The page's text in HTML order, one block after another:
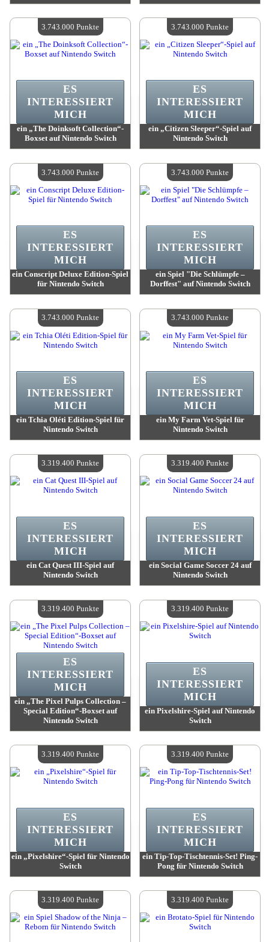
Verfügbare Menge:4
Verfügbare Menge:4
ein „The Doinksoft Collection“-
Boxset auf Nintendo Switch
Verfügbare Menge:4
ES
INTERESSIERT
MICH
3.743.000 Punkte
ein „Citizen Sleeper“-Spiel auf
Nintendo Switch
Verfügbare Menge:4
ES
INTERESSIERT
MICH
3.743.000 Punkte
ein Conscript Deluxe Edition-Spiel
für Nintendo Switch
Verfügbare Menge:4
ES
INTERESSIERT
MICH
3.743.000 Punkte
ein Spiel "Die Schlümpfe –
Dorffest" auf Nintendo Switch
Verfügbare Menge:4
ES
INTERESSIERT
MICH
3.743.000 Punkte
ein Tchia Oléti Edition-Spiel für
Nintendo Switch
Verfügbare Menge:4
ES
INTERESSIERT
MICH
3.743.000 Punkte
ein My Farm Vet-Spiel für
Nintendo Switch
Verfügbare Menge:4
ES
INTERESSIERT
MICH
3.743.000 Punkte
ein Cat Quest III-Spiel auf
Nintendo Switch
Verfügbare Menge:4
ES
INTERESSIERT
MICH
3.319.400 Punkte
ein Social Game Soccer 24 auf
Nintendo Switch
Verfügbare Menge:4
ES
INTERESSIERT
MICH
3.319.400 Punkte
ein „The Pixel Pulps Collection –
Special Edition“-Boxset auf
Nintendo Switch
Verfügbare Menge:4
ES
INTERESSIERT
MICH
3.319.400 Punkte
ein Pixelshire-Spiel auf Nintendo
Switch
Verfügbare Menge:4
ES
INTERESSIERT
MICH
3.319.400 Punkte
ein „Pixelshire“-Spiel für Nintendo
Switch
Verfügbare Menge:4
ES
INTERESSIERT
MICH
3.319.400 Punkte
ein Tip-Top-Tischtennis-Set! Ping-
Pong für Nintendo Switch
Verfügbare Menge:4
ES
INTERESSIERT
MICH
3.319.400 Punkte
3.319.400 Punkte 3.319.400 Punkte